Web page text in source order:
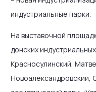
индустриальные парки.
На выставочной
донских
Красносулинский,
Новоалександровский,